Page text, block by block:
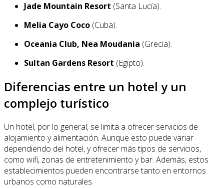
Jade Mountain Resort (Santa Lucía).
Melia Cayo Coco (Cuba).
Oceania Club, Nea Moudania (Grecia).
Sultan Gardens Resort (Egipto).
Diferencias entre un hotel y un
complejo turístico
Un hotel, por lo general, se limita a ofrecer servicios de
alojamiento y alimentación. Aunque esto puede variar
dependiendo del hotel, y ofrecer más tipos de servicios,
como wifi, zonas de entretenimiento y bar. Además, estos
establecimientos pueden encontrarse tanto en entornos
urbanos como naturales.